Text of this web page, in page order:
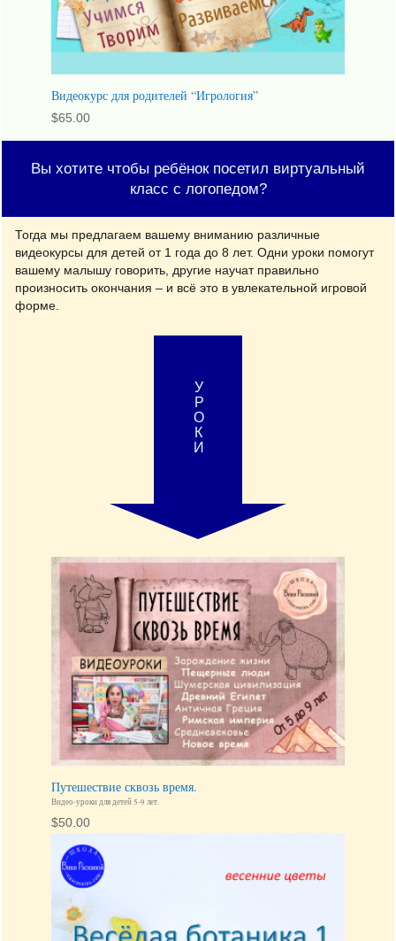
Видеокурс для родителей “Игрология”
$65.00
Вы хотите чтобы ребёнок посетил виртуальный
класс с логопедом?
Тогда мы предлагаем вашему вниманию различные
видеокурсы для детей от 1 года до 8 лет. Одни уроки помогут
вашему малышу говорить, другие научат правильно
произносить окончания – и всё это в увлекательной игровой
УРОКИ
Путешествие сквозь время.
Видео-уроки для детей 5-9 лет.
50.00